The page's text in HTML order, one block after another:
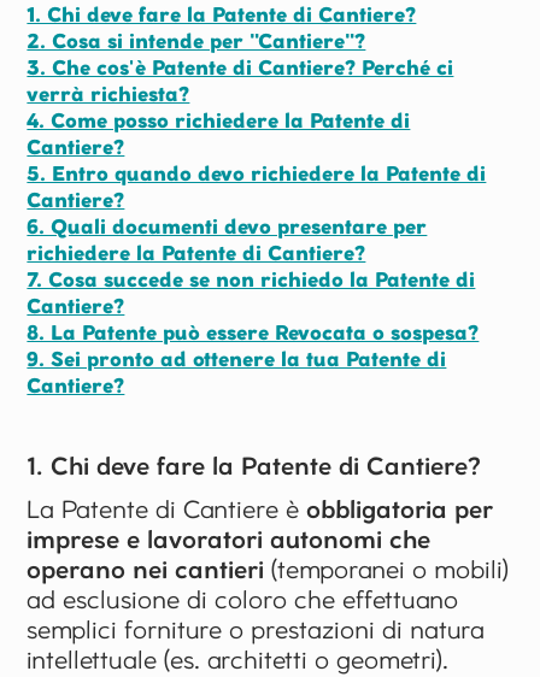
1. Chi deve fare la Patente di Cantiere?
2. Cosa si intende per "Cantiere"?
3. Che cos'è Patente di Cantiere? Perché ci
verrà richiesta?
4. Come posso richiedere la Patente di
Cantiere?
5. Entro quando devo richiedere la Patente di
Cantiere?
6. Quali documenti devo presentare per
richiedere la Patente di Cantiere?
7. Cosa succede se non richiedo la Patente di
Cantiere?
8. La Patente può essere Revocata o sospesa?
9. Sei pronto ad ottenere la tua Patente di
Cantiere?
1. Chi deve fare la Patente di Cantiere?
La Patente di Cantiere èobbligatoria per
imprese e lavoratori autonomi che
operano nei cantieri (temporanei o mobili)
ad esclusione di coloro che effettuano
semplici forniture o prestazioni di natura
intellettuale (es. architetti o geometri).